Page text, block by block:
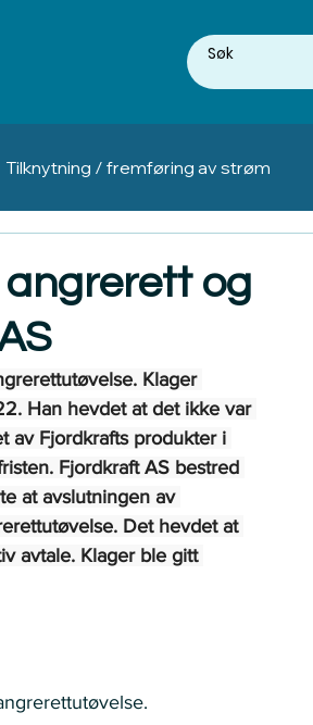
Tilknytning / fremføring av strøm
angrerett og
Klager
Han hevdet at det ikke var
av Fjordkrafts produkter i
Fjordkraft AS bestred
at avslutningen av
Det hevdet at
avtale. Klager ble gitt